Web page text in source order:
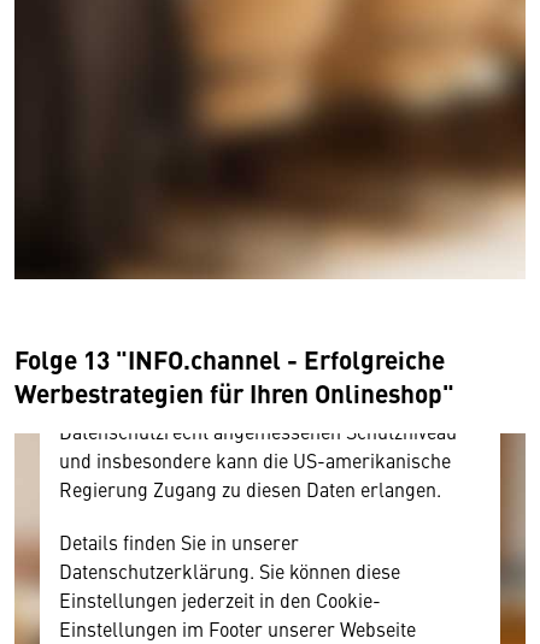
Folge 13 "INFO.channel - Erfolgreiche
Werbestrategien für Ihren Onlineshop"
Wir benötigen Ihre Zustimmung
Hier würden wir Ihnen gerne einen externen
Inhalt anzeigen. Dafür benötigen wir allerdings
Ihre Zustimmung, da Ihr Browser
amerikanischen Anbietern austauscht.
Diese Daten unterliegen keinem dem EU-
Datenschutzrecht angemessenen Schutzniveau
und insbesondere kann die US-amerikanische
Regierung Zugang zu diesen Daten erlangen.
Details finden Sie in unserer
Datenschutzerklärung. Sie können diese
Einstellungen jederzeit in den Cookie-
Einstellungen im Footer unserer Webseite